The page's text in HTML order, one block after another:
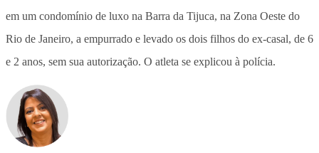
em um condomínio de luxo na Barra da Tijuca, na Zona Oeste do
Rio de Janeiro, a empurrado e levado os dois filhos do ex-casal, de 6
e 2 anos, sem sua autorização. O atleta se explicou à polícia.